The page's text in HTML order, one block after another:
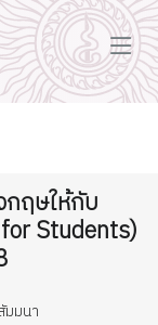
ฤษให้กับ
Students)
มนา